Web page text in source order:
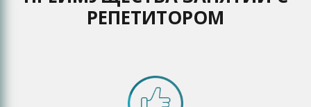
РЕПЕТИТОРОМ